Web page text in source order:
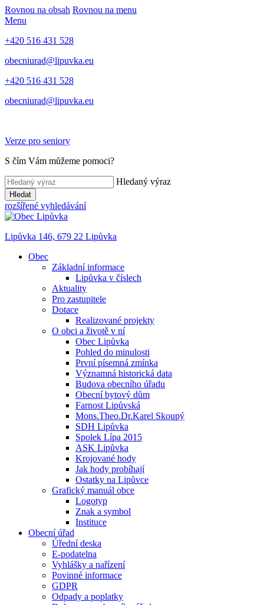
Rovnou na obsah Rovnou na menu
Menu
+420 516 431 528
obecniurad@lipuvka.eu
+420 516 431 528
obecniurad@lipuvka.eu
Verze pro seniory
S čím Vám můžeme pomoci?
Hledaný výraz
Hledat
rozšířené vyhledávání
Lipůvka 146, 679 22 Lipůvka
Obec
Základní informace
Lipůvka v číslech
Aktuality
Pro zastupitele
Dotace
Realizované projekty
O obci a životě v ní
Obec Lipůvka
Pohled do minulosti
První písemná zmínka
Významná historická data
Budova obecního úřadu
Obecní bytový dům
Farnost Lipůvská
Mons.Theo.Dr.Karel Skoupý
SDH Lipůvka
Spolek Lípa 2015
ASK Lipůvka
Krojované hody
Jak hody probíhají
Ostatky na Lipůvce
Grafický manuál obce
Logotyp
Znak a symbol
Instituce
Obecní úřad
Úřední deska
E-podatelna
Vyhlášky a nařízení
Povinné informace
GDPR
Odpady a poplatky